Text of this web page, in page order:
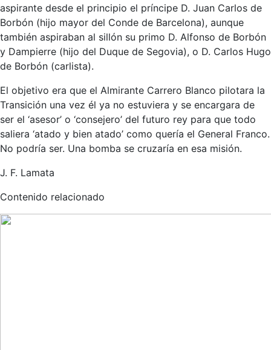
aspirante desde el principio el príncipe D. Juan Carlos de
Borbón (hijo mayor del Conde de Barcelona), aunque
también aspiraban al sillón su primo D. Alfonso de Borbón
y Dampierre (hijo del Duque de Segovia), o D. Carlos Hugo
de Borbón (carlista).
El objetivo era que el Almirante Carrero Blanco pilotara la
Transición una vez él ya no estuviera y se encargara de
ser el ‘asesor’ o ‘consejero’ del futuro rey para que todo
saliera ‘atado y bien atado’ como quería el General Franco.
No podría ser. Una bomba se cruzaría en esa misión.
J. F. Lamata
Contenido relacionado